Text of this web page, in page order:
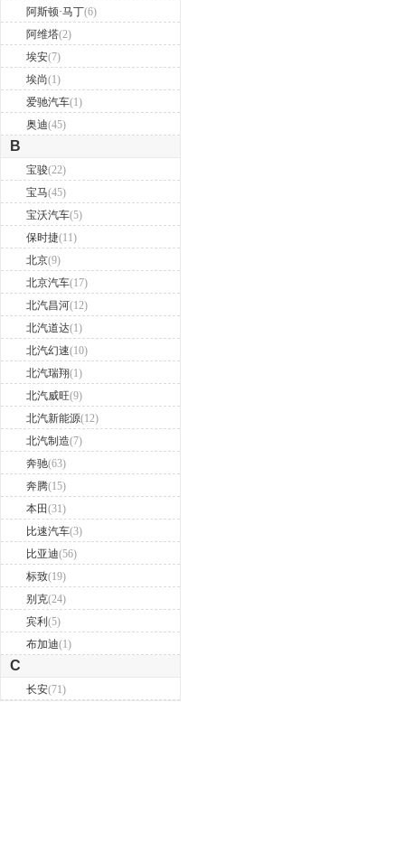
阿斯顿·马丁(6)
阿维塔(2)
埃安(7)
埃尚(1)
爱驰汽车(1)
奥迪(45)
B
宝骏(22)
宝马(45)
宝沃汽车(5)
保时捷(11)
北京(9)
北京汽车(17)
北汽昌河(12)
北汽道达(1)
北汽幻速(10)
北汽瑞翔(1)
北汽威旺(9)
北汽新能源(12)
北汽制造(7)
奔驰(63)
奔腾(15)
本田(31)
比速汽车(3)
比亚迪(56)
标致(19)
别克(24)
宾利 (5)
布加迪(1)
C
长安(71)